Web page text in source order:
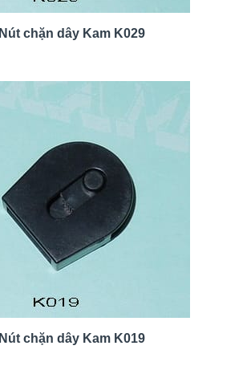
Nút chặn dây Kam K029
Nút chặn dây Kam K019